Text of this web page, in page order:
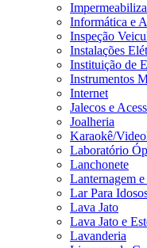
Informática e
Inspeção
Instalações
Instituição de
Instrumentos
Internet
Jalecos e
Joalheria
Karaokê/
Laboratório
Lanchonete
Lanternagem
Lar Para
Lava Jato
Lava Jato e
Lavanderia